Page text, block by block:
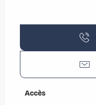
Accès
Accès